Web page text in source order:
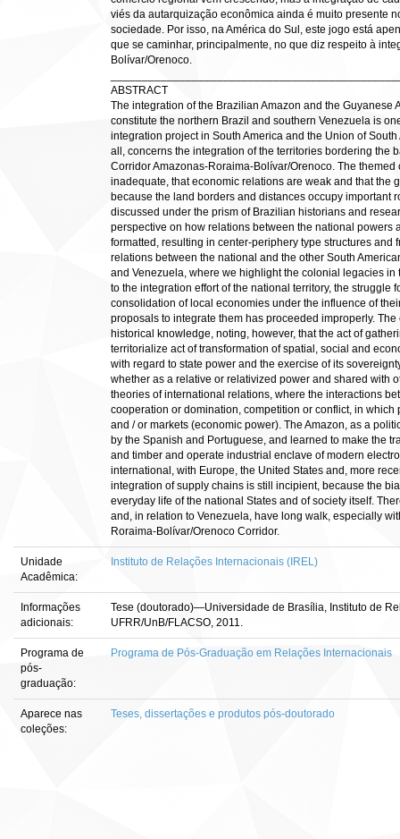
viés da autarquização econômica ainda é muito presente
sociedade. Por isso, na América do Sul, este jogo está
que se caminhar, principalmente, no que diz respeito à
Bolívar/Orenoco.
ABSTRACT
The integration of the Brazilian Amazon and the Guyanese
constitute the northern Brazil and southern Venezuela is
integration project in South America and the Union of
all, concerns the integration of the territories bordering the
Corridor Amazonas-Roraima-Bolívar/Orenoco. The
inadequate, that economic relations are weak and that the
because the land borders and distances occupy important
discussed under the prism of Brazilian historians and
perspective on how relations between the national
formatted, resulting in center-periphery type structures
relations between the national and the other South
and Venezuela, where we highlight the colonial legacies
to the integration effort of the national territory, the struggle
consolidation of local economies under the influence of
proposals to integrate them has proceeded improperly.
historical knowledge, noting, however, that the act of
territorialize act of transformation of spatial, social and
with regard to state power and the exercise of its
whether as a relative or relativized power and shared with
theories of international relations, where the interactions
cooperation or domination, competition or conflict, in
and / or markets (economic power). The Amazon, as a
by the Spanish and Portuguese, and learned to make the
and timber and operate industrial enclave of modern
international, with Europe, the United States and, more
integration of supply chains is still incipient, because the
everyday life of the national States and of society itself.
and, in relation to Venezuela, have long walk, especially
Roraima-Bolívar/Orenoco Corridor.
Unidade
Acadêmica:
Instituto de Relações Internacionais (IREL)
Informações
adicionais:
Tese (doutorado)—Universidade de Brasília, Instituto de
UFRR/UnB/FLACSO, 2011.
Programa de
pós-
graduação:
Programa de Pós-Graduação em Relações Internacionais
Aparece nas
coleções:
Teses, dissertações e produtos pós-doutorado